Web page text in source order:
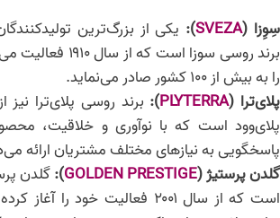
سِوِزا (
SVEZA
): یکی از بزرگ‌ترین
برند روسی سوزا است
را به بیش از ۱۰۰ کشور صادر می‌نماید.
پلای‌ترا (
PLYTERRA
): برند روسی پلای‌ترا نیز
پلای‌وود است که با نوآوری و خلاقیت،
پاسخگویی به نیازهای مختلف مشتریان ارائه
گلدن پرستیژ(
GOLDEN PRESTIGE
):گلدن
است که از سال ۲۰۰۱ فعالیت خود